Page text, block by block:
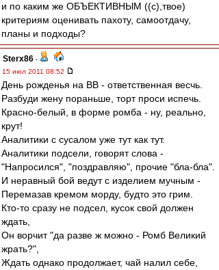
и по каким же ОБЪЕКТИВНЫМ ((с),твое)
критериям оценивать пахоту, самоотдачу,
планы и подходы?
Sterx86 -
15 июл 2011 08:52
День рожденья на ВВ - ответственная весчь.
Разбуди жену пораньше, торт проси испечь.
Красно-белый, в форме ромба - ну, реально,
крут!
Аналитики с сусалом уже тут как тут.
Аналитики подсели, говорят слова -
"Напросился", "поздравляю", прочие "бла-бла".
И неравный бой ведут с изделием мучным -
Перемазав кремом морду, будто это грим.
Кто-то сразу не подсел, кусок свой должен
ждать,
Он ворчит "да разве ж можно - Ромб Великий
жрать?",
Ждать однако продолжает, чай налил себе,